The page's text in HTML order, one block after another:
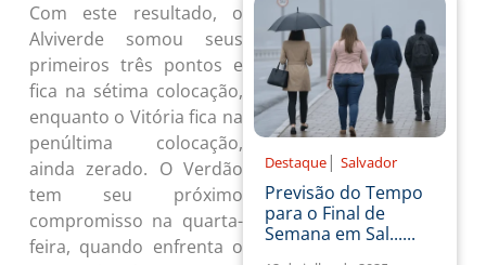
Com este resultado, o
Alviverde somou seus
primeiros três pontos e
fica na sétima colocação,
enquanto o Vitória fica na
penúltima colocação,
ainda zerado. O Verdão
tem seu próximo
compromisso na quarta-
feira, quando enfrenta o
Destaque | Salvador
Previsão do Tempo
para o Final de
Semana em Sal......